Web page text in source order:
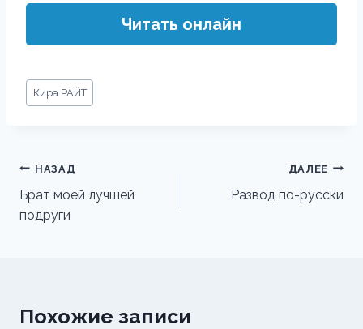
Читать онлайн
Метки
записи:
Кира РАЙТ
Навигация
по
записям
НАЗАД
Брат моей лучшей
подруги
ДАЛЕЕ
Развод по-русски
Похожие записи